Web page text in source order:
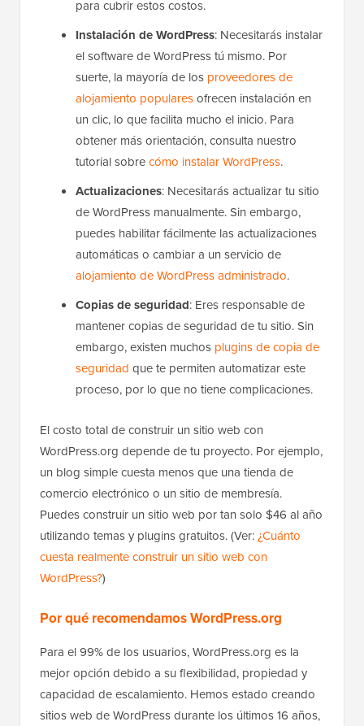
para cubrir estos costos.
Instalación de WordPress: Necesitarás instalar
el software de WordPress tú mismo. Por
suerte, la mayoría de los proveedores de
alojamiento popularesofrecen instalación en
un clic, lo que facilita mucho el inicio. Para
obtener más orientación, consulta nuestro
tutorial sobrecómo instalar WordPress.
Actualizaciones: Necesitarás actualizar tu sitio
de WordPress manualmente. Sin embargo,
puedes habilitar fácilmente las actualizaciones
automáticas o cambiar a un servicio de
alojamiento de WordPress administrado.
Copias de seguridad: Eres responsable de
mantener copias de seguridad de tu sitio. Sin
embargo, existen muchos plugins de copia de
seguridad que te permiten automatizar este
proceso, por lo que no tiene complicaciones.
El costo total de construir un sitio web con
WordPress.org depende de tu proyecto. Por ejemplo,
un blog simple cuesta menos que una tienda de
comercio electrónico o un sitio de membresía.
Puedes construir un sitio web por tan solo $46 al año
utilizando temas y plugins gratuitos. (Ver:¿Cuánto
cuesta realmente construir un sitio web con
WordPress?)
Por qué recomendamos WordPress.org
Para el 99% de los usuarios, WordPress.org es la
mejor opción debido a su flexibilidad, propiedad y
capacidad de escalamiento. Hemos estado creando
sitios web de WordPress durante los últimos 16 años,